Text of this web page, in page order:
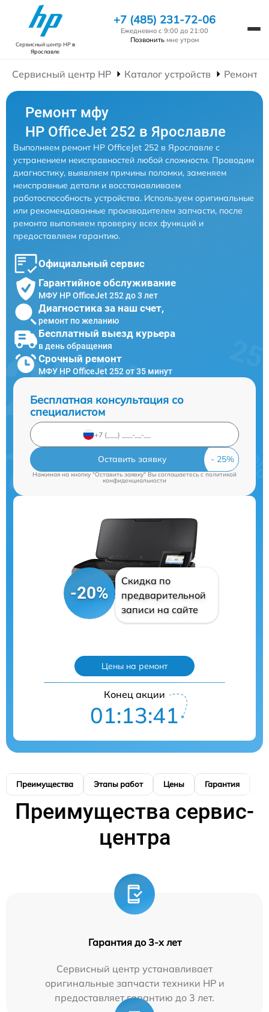
Сервисный центр HPв
Ярославле
+7 (485) 231-72-06
Ежедневно с 9:00 до 21:00
Позвонить мне утром
Сервисный центр HP Каталог устройств Ремонт
Ремонт мфу
HP OfficeJet 252 в Ярославле
Выполняем ремонт HP OfficeJet 252 в Ярославле с
устранением неисправностей любой сложности. Проводим
диагностику, выявляем причины поломки, заменяем
неисправные детали и восстанавливаем
работоспособность устройства. Используем оригинальные
или рекомендованные производителем запчасти, после
ремонта выполняем проверку всех функций и
предоставляем гарантию.
Официальный сервис
Гарантийное обслуживание
МФУ HP OfficeJet 252 до 3 лет
Диагностика за наш счет,
ремонт по желанию
Бесплатный выезд курьера
в день обращения
Срочный ремонт
МФУ HP OfficeJet 252 от 35 минут
Бесплатная консультация со
специалистом
Оставить заявку
Нажимая на кнопку "Оставить заявку" Вы соглашаетесь cполитикой
конфиденциальности
-20%
Скидка по
предварительной
записи на сайте
Цены на ремонт
Конец акции
01:13:40
Преимущества Этапы работ Цены Гарантия
Преимущества сервис-
центра
Гарантия до 3-х лет
Сервисный центр устанавливает
оригинальные запчасти техники HP и
предоставляет гарантию до 3 лет.